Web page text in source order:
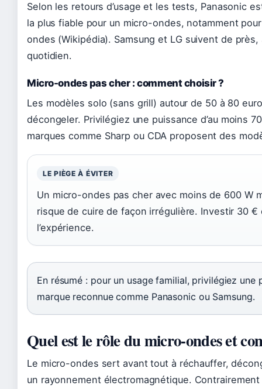
Selon les retours d’usage et les tests, Panasonic
la plus fiable pour un micro-ondes, notamment
ondes (Wikipédia). Samsung et LG suivent de
quotidien.
Micro-ondes pas cher : comment choisir ?
Les modèles solo (sans grill) autour de 50 à 80
décongeler. Privilégiez une puissance d’au moins
marques comme Sharp ou CDA proposent des
LE PIÈGE À ÉVITER
Un micro-ondes pas cher avec moins de 600 W
risque de cuire de façon irrégulière. Investir 30 €
l’expérience.
En résumé : pour un usage familial, privilégiez
marque reconnue comme Panasonic ou Samsung.
Quel est le rôle du micro-ondes et
Le micro-ondes sert avant tout à réchauffer,
un rayonnement électromagnétique. Contrairement